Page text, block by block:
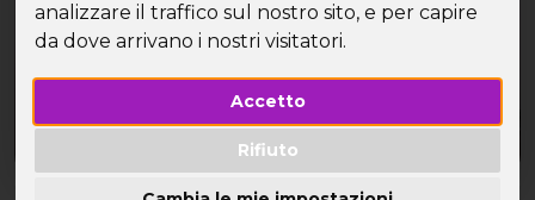
analizzare il traffico sul nostro sito, e per capire
da dove arrivano i nostri visitatori.
Accetto
Rifiuto
Speed Vacanze ti augura un magnifico 2007!